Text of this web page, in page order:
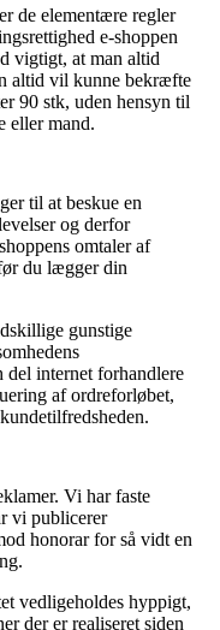
de elementære regler
e-shoppen
vigtigt, at man altid
altid vil kunne bekræfte
90 stk, uden hensyn til
eller mand.
til at beskue en
og derfor
omtaler af
du lægger din
gunstige
del internet forhandlere
af ordreforløbet,
Vi har faste
vi publicerer
honorar for så vidt en
vedligeholdes hyppigt,
der er realiseret siden